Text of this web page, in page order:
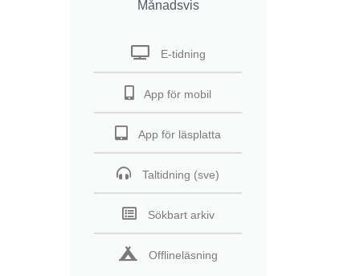
Månadsvis
E-tidning
App för mobil
App för läsplatta
Taltidning (sve)
Sökbart arkiv
Offlineläsning